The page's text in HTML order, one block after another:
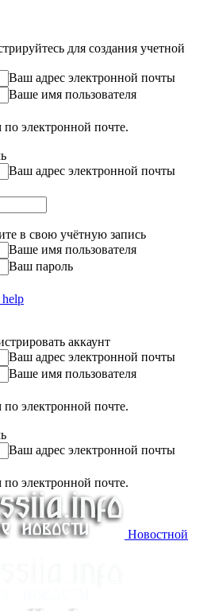
для создания учетной
Ваш адрес электронной почты
Ваше имя пользователя
электронной почте.
Ваш адрес электронной почты
в свою учётную запись
Ваше имя пользователя
Ваш пароль
аккаунт
Ваш адрес электронной почты
Ваше имя пользователя
электронной почте.
Ваш адрес электронной почты
электронной почте.
Новостной